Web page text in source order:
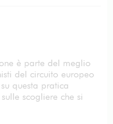
è parte del meglio
del circuito europeo
questa pratica
scogliere che si